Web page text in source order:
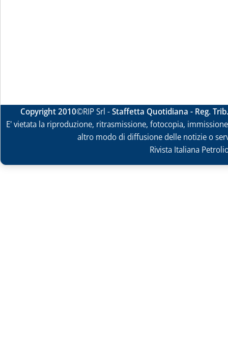
Copyright 2010©RIP Srl -Staffetta Quotidiana - Reg.
E' vietata la riproduzione, ritrasmissione, fotocopia,
altro modo di diffusione delle notizie o
Rivista Italiana